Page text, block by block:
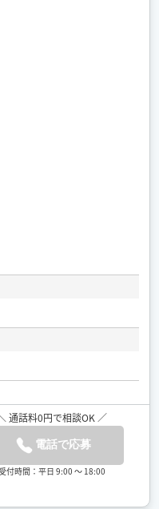
通話料0円で相談OK ／
電話で応募
付時間：平日 9:00 ～ 18:00